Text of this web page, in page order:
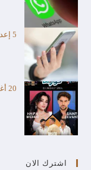
5 إعدادات يجب تفعيلها فورًا بعد شراء آيفون جديد
20 أغسطس.. هيفاء وهبي تحيي حفلا غنائيا في السعودية
اشترك الان